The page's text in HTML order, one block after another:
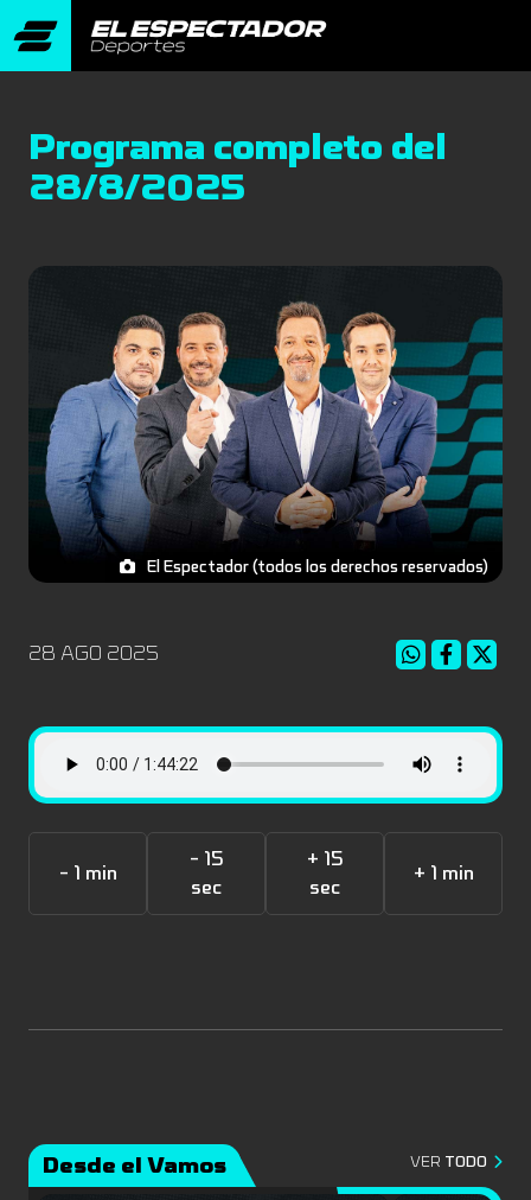
Programa completo del
28/8/2025
El Espectador (todos los derechos reservados)
28 AGO 2025
- 1 min
- 15
sec
+ 15
sec
+ 1 min
Desde el Vamos VER TODO